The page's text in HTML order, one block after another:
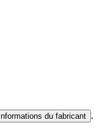
Informations du fabricant .